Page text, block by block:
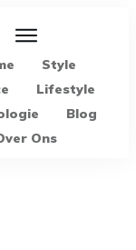
Style
Lifestyle
Blog
Ons